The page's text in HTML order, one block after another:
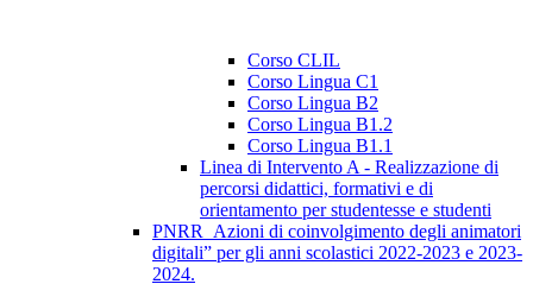
Corso CLIL
Corso Lingua C1
Corso Lingua B2
Corso Lingua B1.2
Corso Lingua B1.1
Linea di Intervento A - Realizzazione di
percorsi didattici, formativi e di
orientamento per studentesse e studenti
PNRR_Azioni di coinvolgimento degli animatori
digitali” per gli anni scolastici 2022-2023 e 2023-
2024.